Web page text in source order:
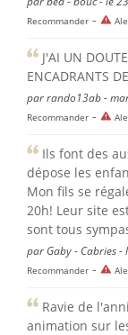
Recommander -
J'AI UN
ENCADRANTS
par rando13ab -
Recommander -
Ils font des
dépose les
Mon fils se
20h! Leur site
sont tous
par Gaby - Cabries
Recommander -
Ravie de
animation sur